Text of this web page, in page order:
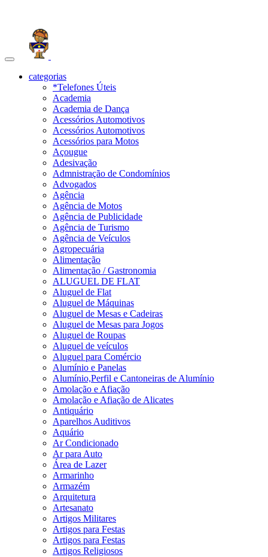
Toggle
navigationcategorias
*Telefones Úteis
Academia
Academia de Dança
Acessórios Automotivos
Acessórios Automotivos
Acessórios para Motos
Açougue
Adesivação
Admnistração de Condomínios
Advogados
Agência
Agência de Motos
Agência de Publicidade
Agência de Turismo
Agência de Veículos
Agropecuária
Alimentação
Alimentação / Gastronomia
ALUGUEL DE FLAT
Aluguel de Flat
Aluguel de Máquinas
Aluguel de Mesas e Cadeiras
Aluguel de Mesas para Jogos
Aluguel de Roupas
Aluguel de veículos
Aluguel para Comércio
Alumínio e Panelas
Alumínio,Perfil e Cantoneiras de Alumínio
Amolação e Afiação
Amolação e Afiação de Alicates
Antiquário
Aparelhos Auditivos
Aquário
Ar Condicionado
Ar para Auto
Área de Lazer
Armarinho
Armazém
Arquitetura
Artesanato
Artigos Militares
Artigos para Festas
Artigos para Festas
Artigos Religiosos